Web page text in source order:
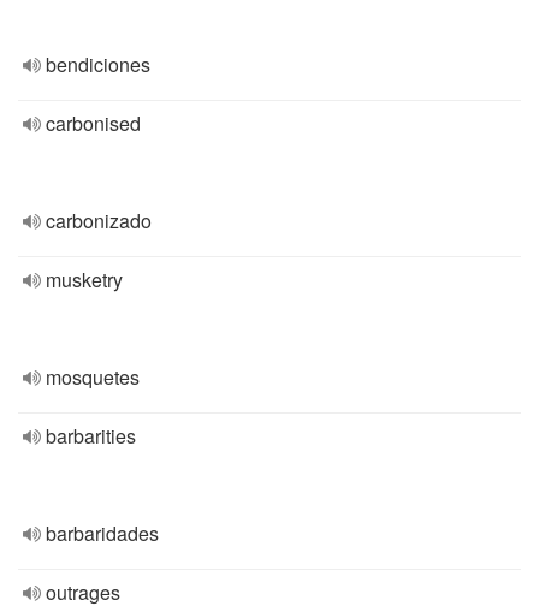
bendiciones
carbonised
carbonizado
musketry
mosquetes
barbarities
barbaridades
outrages